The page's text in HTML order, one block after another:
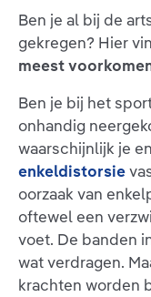
Ben je al bij de
gekregen? Hier
meest
Ben je bij het
onhandig
waarschijnlijk je
enkeldistorsie
oorzaak van
oftewel een
voet. De banden
wat verdragen.
krachten worden